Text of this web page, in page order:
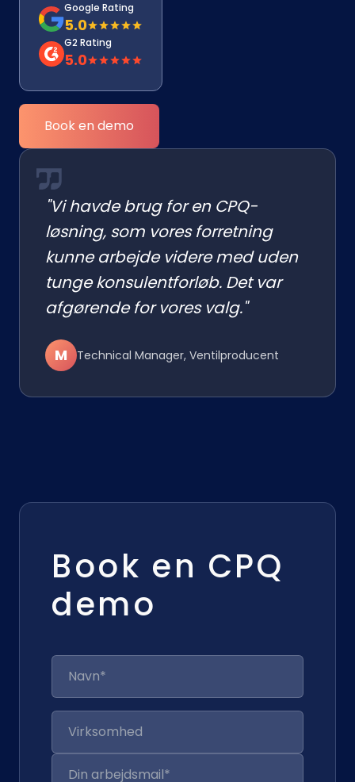
Google Rating
5.0
G2 Rating
5.0
Book en demo
"Vi havde brug for en CPQ-
løsning, som vores forretning
kunne arbejde videre med uden
tunge konsulentforløb. Det var
afgørende for vores valg."
M Technical Manager, Ventilproducent
Book en CPQ
demo